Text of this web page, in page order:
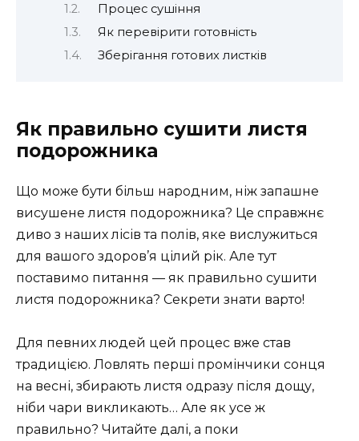
Процес сушіння
Як перевірити готовність
Зберігання готових листків
Як правильно сушити листя
подорожника
Що може бути більш народним, ніж запашне
висушене листя подорожника? Це справжнє
диво з наших лісів та полів, яке вислужиться
для вашого здоров’я цілий рік. Але тут
поставимо питання — як правильно сушити
листя подорожника? Секрети знати варто!
Для певних людей цей процес вже став
традицією. Ловлять перші промінчики сонця
на весні, збирають листя одразу після дощу,
ніби чари викликають… Але як усе ж
правильно? Читайте далі, а поки